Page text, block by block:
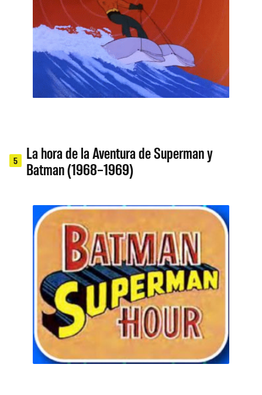
5
La hora de la Aventura de Superman y
Batman (1968–1969)